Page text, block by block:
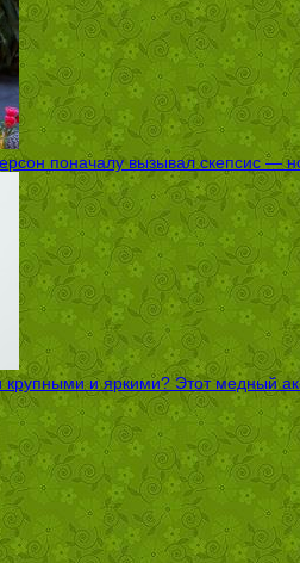
поначалу вызывал скепсис — но
и яркими? Этот медный